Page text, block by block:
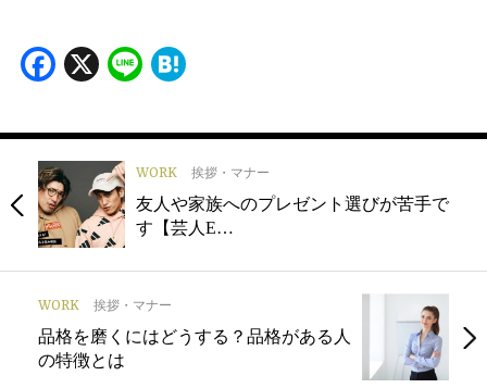
Facebook
X Line
WORK 挨拶・マナー
友人や家族へのプレゼント選びが苦手で
す【芸人E…
WORK 挨拶・マナー
品格を磨くにはどうする？品格がある人
の特徴とは